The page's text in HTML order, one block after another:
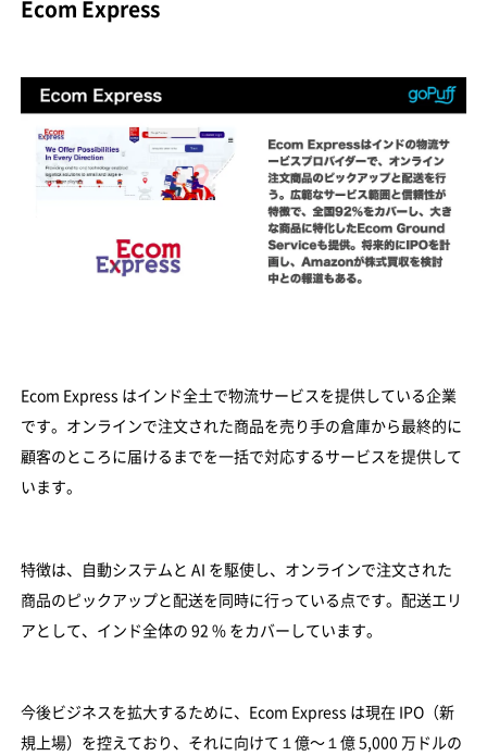
Ecom Express
Ecom Express はインド全土で物流サービスを提供している企業
です。オンラインで注文された商品を売り手の倉庫から最終的に
顧客のところに届けるまでを一括で対応するサービスを提供して
います。
特徴は、自動システムと AI を駆使し、オンラインで注文された
商品のピックアップと配送を同時に行っている点です。配送エリ
アとして、インド全体の 92 % をカバーしています。
今後ビジネスを拡大するために、Ecom Express は現在 IPO（新
規上場）を控えており、それに向けて１億〜１億 5,000 万ドルの